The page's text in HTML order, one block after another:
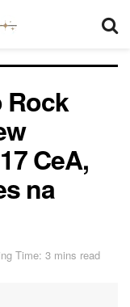
Rock
CeA,
na
Time: 3 mins read